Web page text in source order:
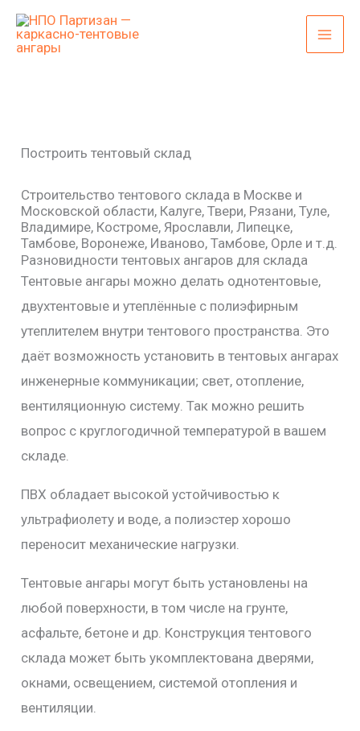
Перейти
Построить тентовый склад
Строительство тентового склада в Москве и
Московской области, Калуге, Твери, Рязани, Туле,
Владимире, Костроме, Ярославли, Липецке,
Тамбове, Воронеже, Иваново, Тамбове, Орле и т.д.
Разновидности тентовых ангаров для склада
Тентовые ангары можно делать однотентовые,
двухтентовые и утеплённые с полиэфирным
утеплителем внутри тентового пространства. Это
даёт возможность установить в тентовых ангарах
инженерные коммуникации; свет, отопление,
вентиляционную систему. Так можно решить
вопрос с круглогодичной температурой в вашем
складе.
ПВХ обладает высокой устойчивостью к
ультрафиолету и воде, а полиэстер хорошо
переносит механические нагрузки.
Тентовые ангары могут быть установлены на
любой поверхности, в том числе на грунте,
асфальте, бетоне и др. Конструкция тентового
склада может быть укомплектована дверями,
окнами, освещением, системой отопления и
вентиляции.